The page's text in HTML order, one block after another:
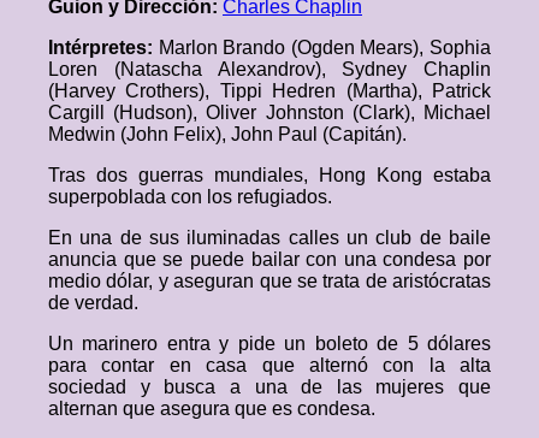
Guion y Dirección: Charles Chaplin
Intérpretes: Marlon Brando (Ogden Mears), Sophia
Loren (Natascha Alexandrov), Sydney Chaplin
(Harvey Crothers), Tippi Hedren (Martha), Patrick
Cargill (Hudson), Oliver Johnston (Clark), Michael
Medwin (John Felix), John Paul (Capitán).
Tras dos guerras mundiales, Hong Kong estaba
superpoblada con los refugiados.
En una de sus iluminadas calles un club de baile
anuncia que se puede bailar con una condesa por
medio dólar, y aseguran que se trata de aristócratas
de verdad.
Un marinero entra y pide un boleto de 5 dólares
para contar en casa que alternó con la alta
sociedad y busca a una de las mujeres que
alternan que asegura que es condesa.